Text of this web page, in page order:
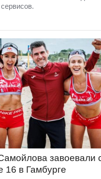
завоевали
16 в Гамбурге